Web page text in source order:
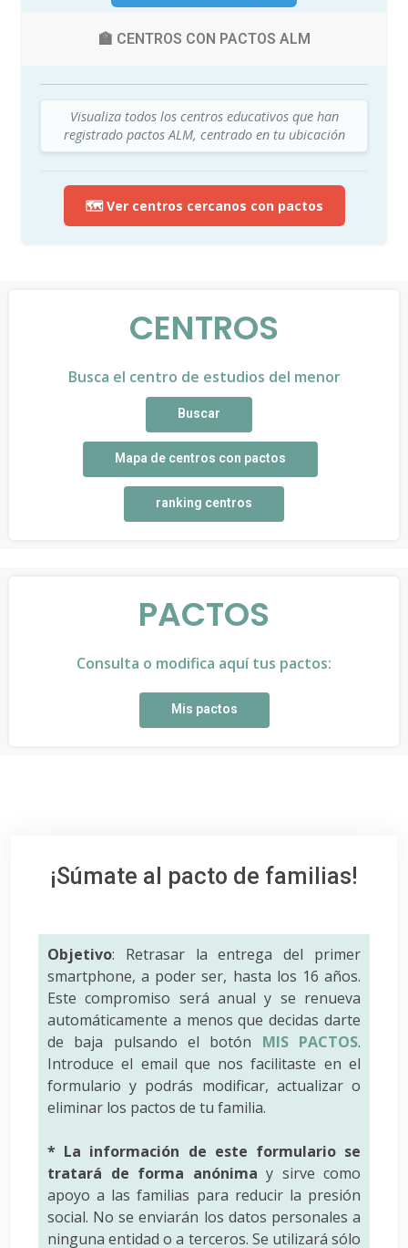
🏫 CENTROS CON PACTOS ALM
Visualiza todos los centros educativos que han
registrado pactos ALM, centrado en tu ubicación
🗺️ Ver centros cercanos con pactos
CENTROS
Busca el centro de estudios del menor
Buscar
Mapa de centros con pactos
ranking centros
PACTOS
Consulta o modifica aquí tus pactos:
Mis pactos
¡Súmate al pacto de familias!
Objetivo: Retrasar la entrega del primer
smartphone, a poder ser, hasta los 16 años.
Este compromiso será anual y se renueva
automáticamente a menos que decidas darte
de baja pulsando el botón MIS PACTOS.
Introduce el email que nos facilitaste en el
formulario y podrás modificar, actualizar o
eliminar los pactos de tu familia.
* La información de este formulario se
tratará de forma anónima y sirve como
apoyo a las familias para reducir la presión
social. No se enviarán los datos personales a
ninguna entidad o a terceros. Se utilizará sólo